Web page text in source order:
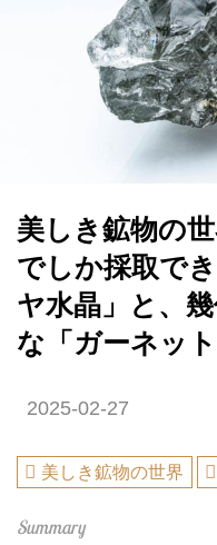
美しき鉱物の
でしか採取で
ヤ水晶」と、
な「ガーネット
2025-02-27
美しき鉱物の世界